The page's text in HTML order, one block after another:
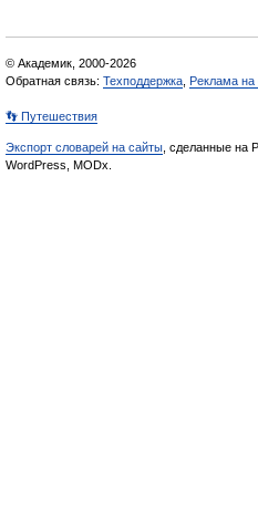
© Академик, 2000-2026
Обратная связь: Техподдержка Реклама на
👣 Путешествия
Экспорт словарей на сайты , сделанные на
WordPress, MODx.